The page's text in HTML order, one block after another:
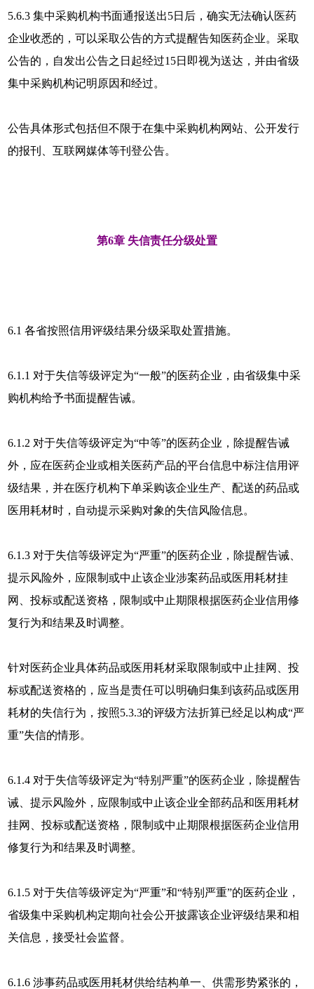
5.6.3 集中采购机构书面通报送出5日后，确实无法确认医药
企业收悉的，可以采取公告的方式提醒告知医药企业。采取
公告的，自发出公告之日起经过15日即视为送达，并由省级
集中采购机构记明原因和经过。
公告具体形式包括但不限于在集中采购机构网站、公开发行
的报刊、互联网媒体等刊登公告。
第6章 失信责任分级处置
6.1 各省按照信用评级结果分级采取处置措施。
6.1.1 对于失信等级评定为“一般”的医药企业，由省级集中采
购机构给予书面提醒告诫。
6.1.2 对于失信等级评定为“中等”的医药企业，除提醒告诫
外，应在医药企业或相关医药产品的平台信息中标注信用评
级结果，并在医疗机构下单采购该企业生产、配送的药品或
医用耗材时，自动提示采购对象的失信风险信息。
6.1.3 对于失信等级评定为“严重”的医药企业，除提醒告诫、
提示风险外，应限制或中止该企业涉案药品或医用耗材挂
网、投标或配送资格，限制或中止期限根据医药企业信用修
复行为和结果及时调整。
针对医药企业具体药品或医用耗材采取限制或中止挂网、投
标或配送资格的，应当是责任可以明确归集到该药品或医用
耗材的失信行为，按照5.3.3的评级方法折算已经足以构成“严
重”失信的情形。
6.1.4 对于失信等级评定为“特别严重”的医药企业，除提醒告
诫、提示风险外，应限制或中止该企业全部药品和医用耗材
挂网、投标或配送资格，限制或中止期限根据医药企业信用
修复行为和结果及时调整。
6.1.5 对于失信等级评定为“严重”和“特别严重”的医药企业，
省级集中采购机构定期向社会公开披露该企业评级结果和相
关信息，接受社会监督。
6.1.6 涉事药品或医用耗材供给结构单一、供需形势紧张的，